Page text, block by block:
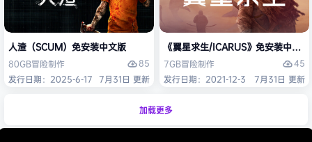
人渣（SCUM）免安装中文版
80GB冒险制作
85
发行日期：2025-6-17 7月31日 更新
《翼星求生/ICARUS》免安装中文版
7GB冒险制作
45
发行日期：2021-12-3
7月31日 更新
加载更多